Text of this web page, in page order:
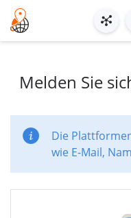
Melden Sie
Die
wie E-Mail,